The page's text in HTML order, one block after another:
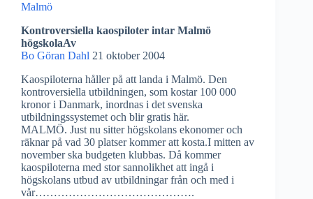
Malmö
Kontroversiella kaospiloter intar Malmö
högskolaAv
Bo Göran Dahl 21 oktober 2004
Kaospiloterna håller på att landa i Malmö. Den
kontroversiella utbildningen, som kostar 100 000
kronor i Danmark, inordnas i det svenska
utbildningssystemet och blir gratis här.
MALMÖ. Just nu sitter högskolans ekonomer och
räknar på vad 30 platser kommer att kosta.I mitten av
november ska budgeten klubbas. Då kommer
kaospiloterna med stor sannolikhet att ingå i
högskolans utbud av utbildningar från och med i
vår…………………………………….